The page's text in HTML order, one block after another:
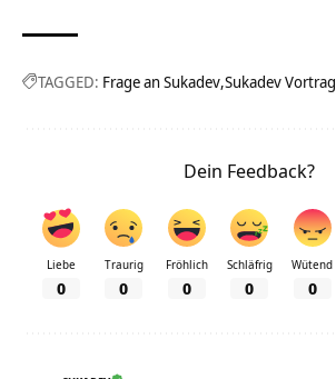
TAGGED: Frage an Sukadev Sukadev Vortrag
Dein Feedback?
Liebe
0
Traurig
0
Fröhlich
0
Schläfrig
0
Wütend
0